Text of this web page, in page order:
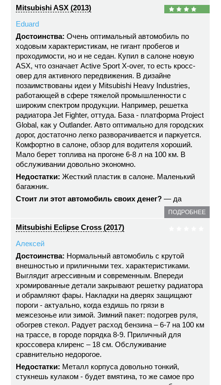
Mitsubishi ASX (2013)
Eduard
Достоинства: Очень оптимальный автомобиль по
ходовым характеристикам, не гигант пробегов и
проходимости, но и не седан. Купил в салоне новую
ASX, что означает Active Sport X-over, то есть кросс-
овер для активного передвижения. В дизайне
позаимствованы идеи у Mitsubishi Heavy Industries,
работающей в сфере тяжелой промышленности с
широким спектром продукции. Например, решетка
радиатора Jet Fighter, оттуда. База - платформа Project
Global, как у Outlander. Авто оптимально для городских
дорог, достаточно легко разворачивается и паркуется.
Комфортно в салоне, обзор для водителя хороший.
Мало берет топлива на прогоне 6-8 л на 100 км. В
обслуживании довольно экономно.
Недостатки: Жесткий пластик в салоне. Маленький
багажник.
Стоит ли этот автомобиль своих денег? — да
ПОДРОБНЕЕ
Mitsubishi Eclipse Cross (2017)
Алексей
Достоинства: Нормальный автомобиль с крутой
внешностью и приличными тех. характеристиками.
Выглядит агрессивным и современным. Впереди
хромированные детали закрывают решетку радиатора
и обрамляют фары. Накладки на дверях защищают
пороги - актуально, когда ездишь по грязи в
межсезонье или зимой. Зимний пакет: подогрев руля,
обогрев стекол. Радует расход бензина – 6-7 на 100 км
на трассе, в городе порядка 8-9. Приличный для
кроссовера клиренс – 18 см. Обслуживание
сравнительно недорогое.
Недостатки: Металл корпуса довольно тонкий,
стукнешь кулаком - будет вмятина, то же самое про